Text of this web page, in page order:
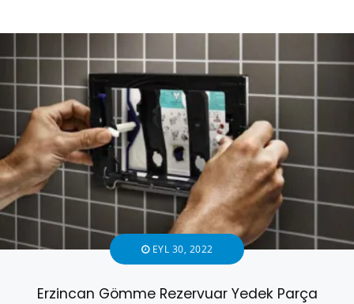
EYL 30, 2022
Erzincan Gömme Rezervuar Yedek Parça